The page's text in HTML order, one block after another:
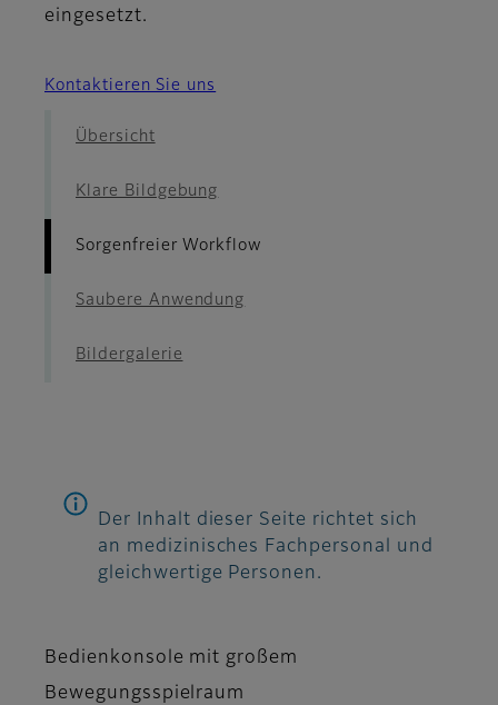
eingesetzt.
Kontaktieren Sie uns
Übersicht
Klare Bildgebung
Sorgenfreier Workflow
Saubere Anwendung
Bildergalerie
Der Inhalt dieser Seite richtet sich
an medizinisches Fachpersonal und
gleichwertige Personen.
Bedienkonsole mit großem
Bewegungsspielraum